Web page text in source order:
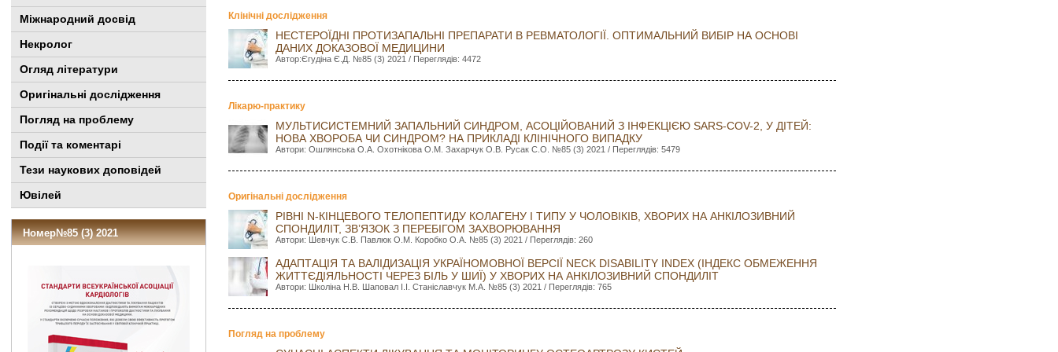
Міжнародний досвід
Некролог
Огляд літератури
Оригінальні дослідження
Погляд на проблему
Події та коментарі
Тези наукових доповідей
Ювілей
Номер№85 (3) 2021
Клінічні дослідження
НЕСТЕРОЇДНІ ПРОТИЗАПАЛЬНІ ПРЕПАРАТИ В РЕВМАТОЛОГІЇ. ОПТИМАЛЬНИЙ ВИБІР НА ОСНОВІ
ДАНИХ ДОКАЗОВОЇ МЕДИЦИНИ
Автор:Єгудіна Є.Д. №85 (3) 2021 / Переглядів: 4472
Лікарю-практику
МУЛЬТИСИСТЕМНИЙ ЗАПАЛЬНИЙ СИНДРОМ, АСОЦІЙОВАНИЙ З ІНФЕКЦІЄЮ SARS-COV-2, У ДІТЕЙ:
НОВА ХВОРОБА ЧИ СИНДРОМ? НА ПРИКЛАДІ КЛІНІЧНОГО ВИПАДКУ
Автори: Ошлянська О.А. Охотнікова О.М. Захарчук О.В. Русак С.О. №85 (3) 2021 / Переглядів: 5479
Оригінальні дослідження
РІВНІ N-КІНЦЕВОГО ТЕЛОПЕПТИДУ КОЛАГЕНУ І ТИПУ У ЧОЛОВІКІВ, ХВОРИХ НА АНКІЛОЗИВНИЙ
СПОНДИЛІТ, ЗВ’ЯЗОК З ПЕРЕБІГОМ ЗАХВОРЮВАННЯ
Автори: Шевчук C.В. Павлюк О.М. Коробко О.А. №85 (3) 2021 / Переглядів: 260
АДАПТАЦІЯ ТА ВАЛІДИЗАЦІЯ УКРАЇНОМОВНОЇ ВЕРСІЇ NECK DISABILITY INDEX (ІНДЕКС ОБМЕЖЕННЯ
ЖИТТЄДІЯЛЬНОСТІ ЧЕРЕЗ БІЛЬ У ШИЇ) У ХВОРИХ НА АНКІЛОЗИВНИЙ СПОНДИЛIТ
Автори: Школіна Н.В. Шаповал І.І. Станіславчук М.А. №85 (3) 2021 / Переглядів: 765
Погляд на проблему